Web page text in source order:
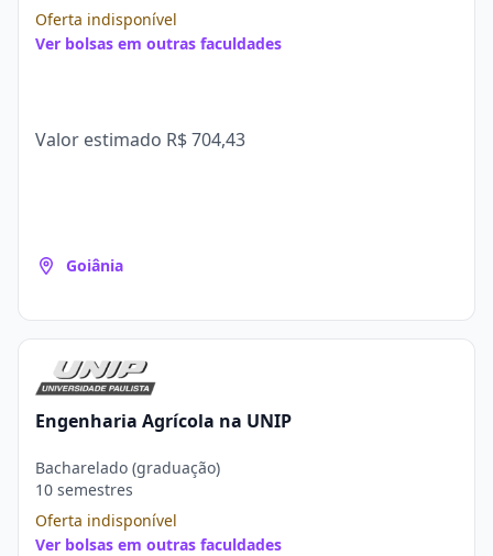
Oferta indisponível
Ver bolsas em outras faculdades
Valor estimado R$ 704,43
Goiânia
Engenharia Agrícola na UNIP
Bacharelado (graduação)
10 semestres
Oferta indisponível
Ver bolsas em outras faculdades